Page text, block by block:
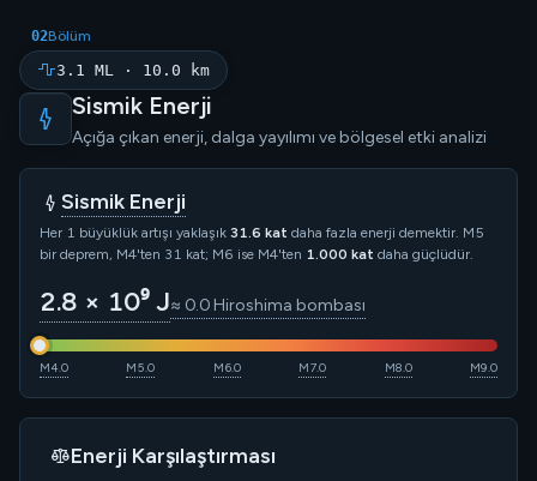
02Bölüm
3.1 ML · 10.0 km
Sismik Enerji
Açığa çıkan enerji, dalga yayılımı ve bölgesel etki analizi
Sismik Enerji
Her 1 büyüklük artışı yaklaşık 31.6 kat daha fazla enerji demektir. M5
bir deprem, M4'ten 31 kat; M6 ise M4'ten 1.000 kat daha güçlüdür.
2.8 × 10⁹ J≈ 0.0 Hiroshima bombası
M4.0 M5.0 M6.0 M7.0 M8.0 M9.0
Enerji Karşılaştırması